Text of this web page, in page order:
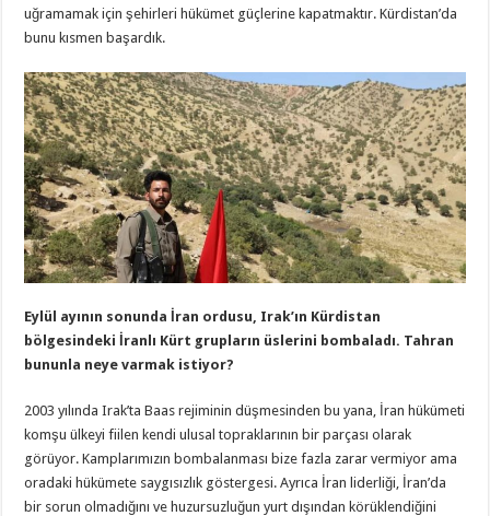
uğramamak için şehirleri hükümet güçlerine kapatmaktır. Kürdistan’da
bunu kısmen başardık.
Eylül ayının sonunda İran ordusu, Irak’ın Kürdistan
bölgesindeki İranlı Kürt grupların üslerini bombaladı. Tahran
bununla neye varmak istiyor?
2003 yılında Irak’ta Baas rejiminin düşmesinden bu yana, İran hükümeti
komşu ülkeyi fiilen kendi ulusal topraklarının bir parçası olarak
görüyor. Kamplarımızın bombalanması bize fazla zarar vermiyor ama
oradaki hükümete saygısızlık göstergesi. Ayrıca İran liderliği, İran’da
bir sorun olmadığını ve huzursuzluğun yurt dışından körüklendiğini